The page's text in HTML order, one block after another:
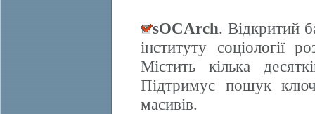
sOCArch. Відкритий
інституту соціології
Містить кілька
Підтримує пошук
масивів.